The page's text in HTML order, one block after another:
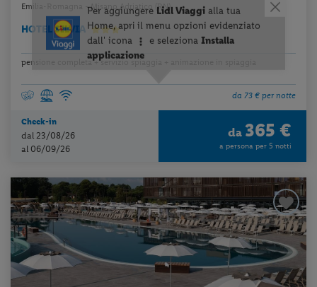
Emilia-Romagna - Misano Adriatico (RN)
HOTEL SILVIA
pensione completa + servizio spiaggia + animazione in spiaggia
da 73 € per notte
Check-in
dal 23/08/26
al 06/09/26
da 365 €
a persona per 5 notti